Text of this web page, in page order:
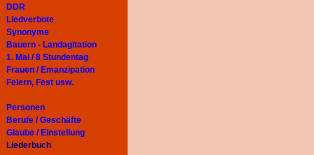
DDR
Liedverbote
Synonyme
Bauern - Landagitation
1. Mai / 8 Stundentag
Frauen / Emanzipation
Feiern, Fest usw.
Personen
Berufe / Geschäfte
Glaube / Einstellung
Liederbuch